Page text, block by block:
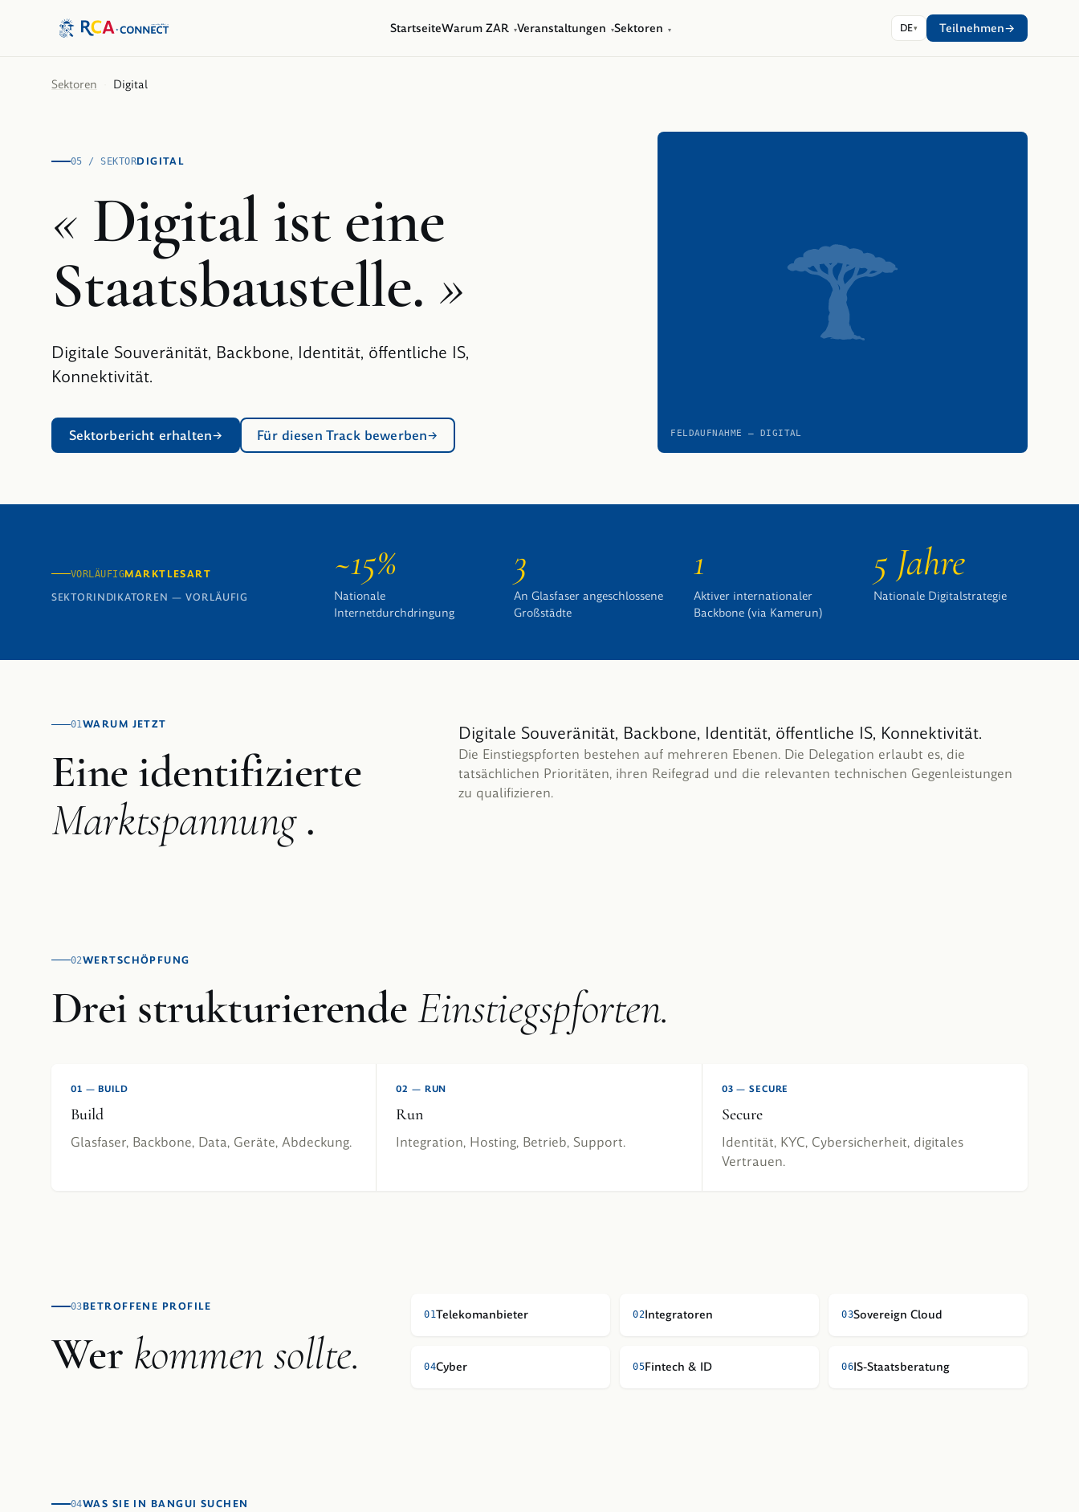
StartseiteWarum ZAR ▾Veranstaltungen ▾Sektoren ▾ DE Teilnehmen
Sektoren Digital
05 / SEKTORDIGITAL
« Digital ist eine
Staatsbaustelle. »
Digitale Souveränität, Backbone, Identität, öffentliche IS,
Konnektivität.
Sektorbericht erhalten Für diesen Track bewerben FELDAUFNAHME — DIGITAL
VORLÄUFIGMARKTLESART
SEKTORINDIKATOREN — VORLÄUFIG
~15%
Nationale
Internetdurchdringung
3
An Glasfaser angeschlossene
Großstädte
1
Aktiver internationaler
Backbone (via Kamerun)
5 Jahre
Nationale Digitalstrategie
01WARUM JETZT
Eine identifizierte
Marktspannung .
Digitale Souveränität, Backbone, Identität, öffentliche IS, Konnektivität.
Die Einstiegspforten bestehen auf mehreren Ebenen. Die Delegation erlaubt es, die
tatsächlichen Prioritäten, ihren Reifegrad und die relevanten technischen Gegenleistungen
zu qualifizieren.
02WERTSCHÖPFUNG
Drei strukturierendeEinstiegspforten.
01 —BUILD
Build
Glasfaser, Backbone, Data, Geräte, Abdeckung.
02 — RUN
Run
Integration, Hosting, Betrieb, Support.
03 —SECURE
Secure
Identität, KYC, Cybersicherheit, digitales
Vertrauen.
03BETROFFENE PROFILE
Wer kommen sollte.
01Telekomanbieter 02Integratoren 03Sovereign Cloud
04Cyber 05Fintech & ID 06IS-Staatsberatung
04WAS SIE IN BANGUI SUCHEN